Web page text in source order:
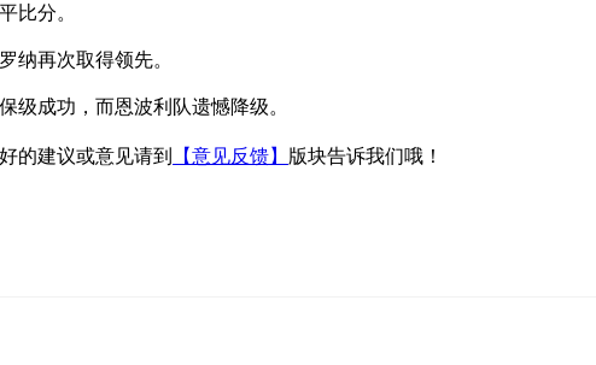
比分。
纳再次取得领先。
级成功，而恩波利队遗憾降级。
的建议或意见请到
【意见反馈】 版块告诉我们哦！